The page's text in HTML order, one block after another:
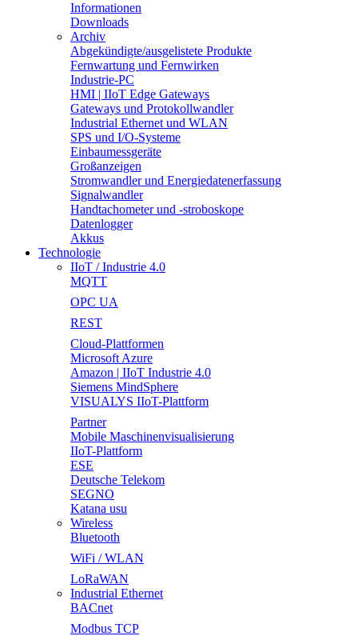
Informationen
Downloads
Archiv
Abgekündigte/ausgelistete Produkte
Fernwartung und Fernwirken
Industrie-PC
HMI | IIoT Edge Gateways
Gateways und Protokollwandler
Industrial Ethernet und WLAN
SPS und I/O-Systeme
Einbaumessgeräte
Großanzeigen
Stromwandler und Energiedatenerfassung
Signalwandler
Handtachometer und -stroboskope
Datenlogger
Akkus
Technologie
IIoT / Industrie 4.0
MQTT
OPC UA
REST
Cloud-Plattformen
Microsoft Azure
Amazon | IIoT Industrie 4.0
Siemens MindSphere
VISUALYS IIoT-Plattform
Partner
Mobile Maschinenvisualisierung
IIoT-Plattform
ESE
Deutsche Telekom
SEGNO
Katana usu
Wireless
Bluetooth
WiFi / WLAN
LoRaWAN
Industrial Ethernet
BACnet
Modbus TCP